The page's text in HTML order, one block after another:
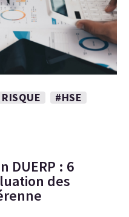
#HSE
DUERP : 6
des